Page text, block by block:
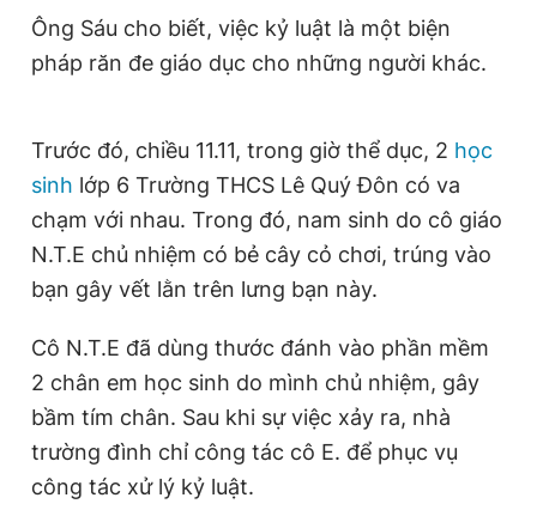
Ông Sáu cho biết, việc kỷ luật là một biện
pháp răn đe giáo dục cho những người khác.
Trước đó, chiều 11.11, trong giờ thể dục, 2 học
sinh lớp 6 Trường THCS Lê Quý Đôn có va
chạm với nhau. Trong đó, nam sinh do cô giáo
N.T.E chủ nhiệm có bẻ cây cỏ chơi, trúng vào
bạn gây vết lằn trên lưng bạn này.
Cô N.T.E đã dùng thước đánh vào phần mềm
2 chân em học sinh do mình chủ nhiệm, gây
bầm tím chân. Sau khi sự việc xảy ra, nhà
trường đình chỉ công tác cô E. để phục vụ
công tác xử lý kỷ luật.